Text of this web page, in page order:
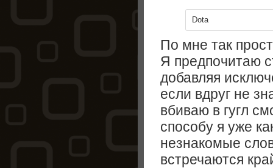
Dota
По мне так
Я предпочитаю
добавляя
если вдруг не
вбиваю в гугл
способу я уже
незнакомые
встречаются